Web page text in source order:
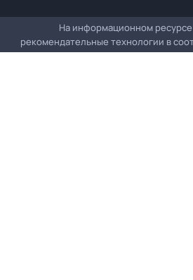
На информационном
рекомендательные технологии в